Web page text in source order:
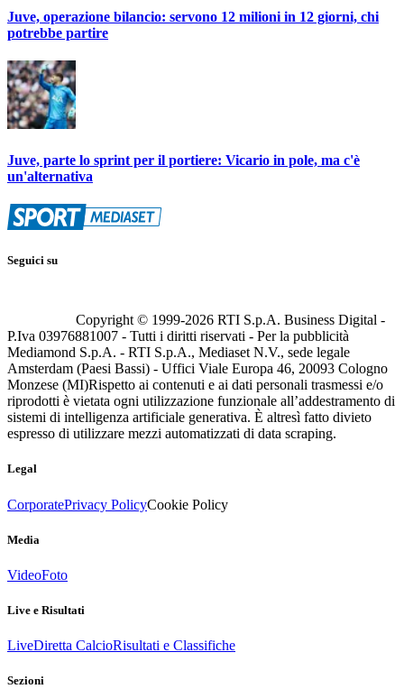
Juve, operazione bilancio: servono 12 milioni in 12 giorni, chi
potrebbe partire
Juve, parte lo sprint per il portiere: Vicario in pole, ma c'è
un'alternativa
Seguici su
Copyright © 1999-2026 RTI S.p.A. Business Digital -
P.Iva 03976881007 - Tutti i diritti riservati - Per la pubblicità
Mediamond S.p.A. - RTI S.p.A., Mediaset N.V., sede legale
Amsterdam (Paesi Bassi) - Uffici Viale Europa 46, 20093 Cologno
Monzese (MI)Rispetto ai contenuti e ai dati personali trasmessi e/o
riprodotti è vietata ogni utilizzazione funzionale all’addestramento di
sistemi di intelligenza artificiale generativa. È altresì fatto divieto
espresso di utilizzare mezzi automatizzati di data scraping.
Legal
CorporatePrivacy PolicyCookie Policy
Media
VideoFoto
Live e Risultati
LiveDiretta CalcioRisultati e Classifiche
Sezioni